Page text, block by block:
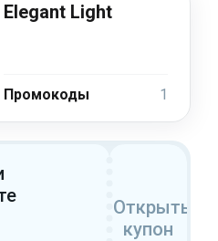
Elegant Light
Промокоды 1
Открыть
купон